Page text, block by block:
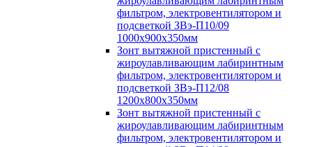
фильтром, электровентилятором и
подсветкой ЗВэ-П10/09
1000х900х350мм
Зонт вытяжной пристенный с
жироулавливающим лабиринтным
фильтром, электровентилятором и
подсветкой ЗВэ-П12/08
1200х800х350мм
Зонт вытяжной пристенный с
жироулавливающим лабиринтным
фильтром, электровентилятором и